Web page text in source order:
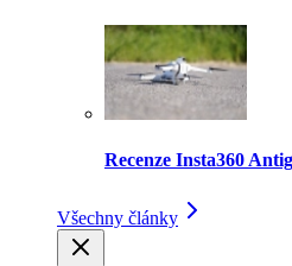
Recenze Insta360
Všechny články